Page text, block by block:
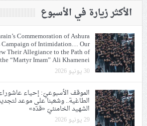
الأكثر زيارة في الأسبوع
Commemoration of Ashura
Campaign of Intimidation… Our
Their Allegiance to the Path of
the “Martyr Imam” Ali Khamenei
30 يونيو 2026
الموقف الأسبوعيّ: إحياء
الطاغية.. وشعبنا على موعد
الشهيد الخامنئيّ «قدّه»
29 يونيو 2026